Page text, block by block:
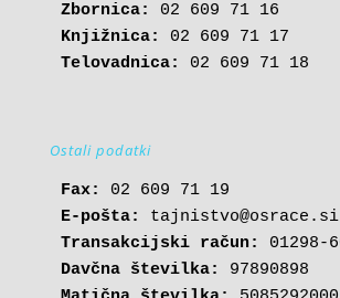
Zbornica:
Knjižnica:
Telovadnica:
02 609 71 18
Ostali podatki
Fax:
E-pošta: tajnistvo@osrace.si
Transakcijski račun:
Davčna številka: